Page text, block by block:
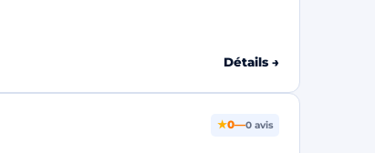
Détails →
★0—0 avis